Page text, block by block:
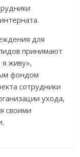
для
принимают
я живу»,
фондом
сотрудники
ухода,
своими